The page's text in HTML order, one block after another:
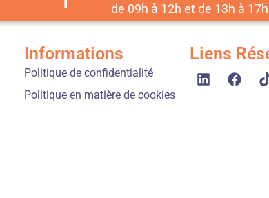
de 09h à 12h et de 13h à 17h
Informations
Politique de confidentialité
Politique en matière de cookies
Liens